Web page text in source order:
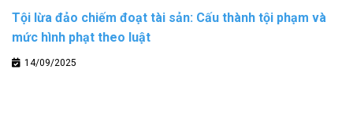
Tội lừa đảo chiếm đoạt tài sản: Cấu thành tội phạm và
mức hình phạt theo luật
14/09/2025